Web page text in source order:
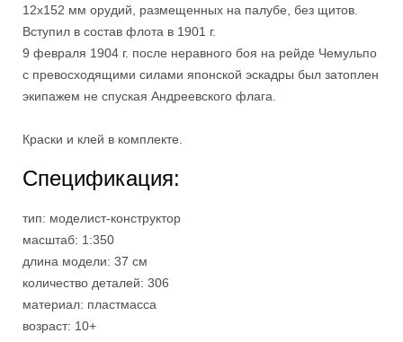
12x152 мм орудий, размещенных на палубе, без щитов.
Вступил в состав флота в 1901 г.
9 февраля 1904 г. после неравного боя на рейде Чемульпо
с превосходящими силами японской эскадры был затоплен
экипажем не спуская Андреевского флага.
Краски и клей в комплекте.
Спецификация:
тип: моделист-конструктор
масштаб: 1:350
длина модели: 37 см
количество деталей: 306
материал: пластмасса
возраст: 10+